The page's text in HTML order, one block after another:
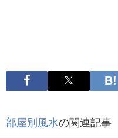
部屋別風水の関連記事